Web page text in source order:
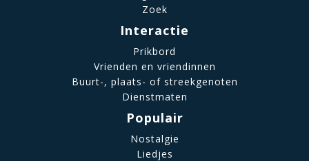
Zoek
Interactie
Prikbord
Vrienden en vriendinnen
Buurt-, plaats- of streekgenoten
Dienstmaten
Populair
Nostalgie
Liedjes